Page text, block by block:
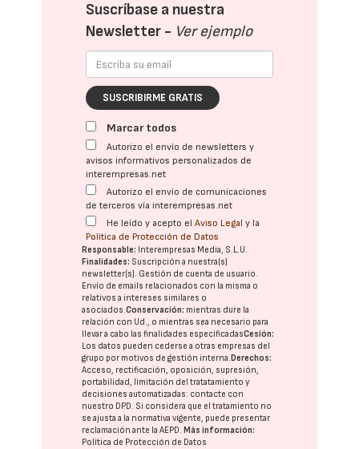
Suscríbase a nuestra
Newsletter - Ver ejemplo
SUSCRIBIRME GRATIS
Marcar todos
Autorizo el envío de newsletters y
avisos informativos personalizados de
interempresas.net
Autorizo el envío de comunicaciones
de terceros vía interempresas.net
He leído y acepto elAviso Legal y la
Política de Protección de Datos
Responsable: Interempresas Media, S.L.U.
Finalidades: Suscripción a nuestra(s)
newsletter(s). Gestión de cuenta de usuario.
Envío de emails relacionados con la misma o
relativos a intereses similares o
asociados.Conservación: mientras dure la
relación con Ud., o mientras sea necesario para
llevar a cabo las finalidades especificadasCesión:
Los datos pueden cederse a otras empresas del
grupo por motivos de gestión interna. Derechos:
Acceso, rectificación, oposición, supresión,
portabilidad, limitación del tratatamiento y
decisiones automatizadas: contacte con
nuestro DPD. Si considera que el tratamiento no
se ajusta a la normativa vigente, puede presentar
reclamación ante laAEPD. Más información:
Política de Protección de Datos